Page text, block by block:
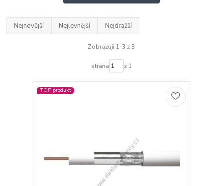
Nejnovější Nejlevnější Nejdražší
Zobrazuji 1-3 z 3
strana z 1
TOP produkt